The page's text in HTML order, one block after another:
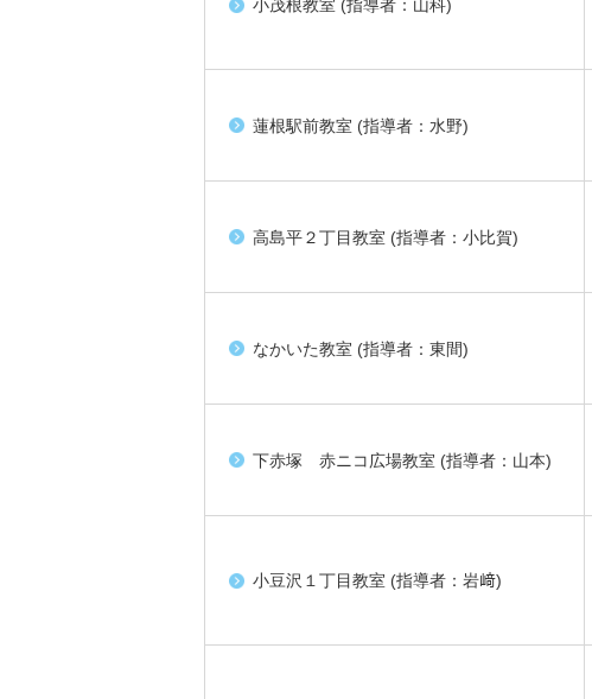
小茂根教室 (指導者：山科)
蓮根駅前教室 (指導者：水野)
高島平２丁目教室 (指導者：小比賀)
なかいた教室 (指導者：東間)
下赤塚 赤ニコ広場教室 (指導者：山本)
小豆沢１丁目教室 (指導者：岩﨑)